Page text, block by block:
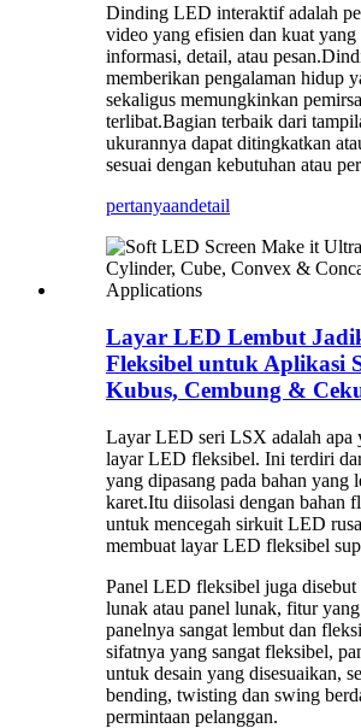
Dinding LED interaktif adalah
video yang efisien dan kuat
informasi, detail, atau
memberikan pengalaman hidup
sekaligus memungkinkan
terlibat.Bagian terbaik dari
ukurannya dapat ditingkatkan
sesuai dengan kebutuhan atau
pertanyaandetail
Layar LED Lembut
Fleksibel untuk Aplikasi
Kubus, Cembung &
Layar LED seri LSX adalah apa
layar LED fleksibel. Ini terdiri
yang dipasang pada bahan yang
karet.Itu diisolasi dengan bahan
untuk mencegah sirkuit LED
membuat layar LED fleksibel
Panel LED fleksibel juga
lunak atau panel lunak, fitur yang
panelnya sangat lembut dan
sifatnya yang sangat fleksibel,
untuk desain yang disesuaikan,
bending, twisting dan swing
permintaan pelanggan.